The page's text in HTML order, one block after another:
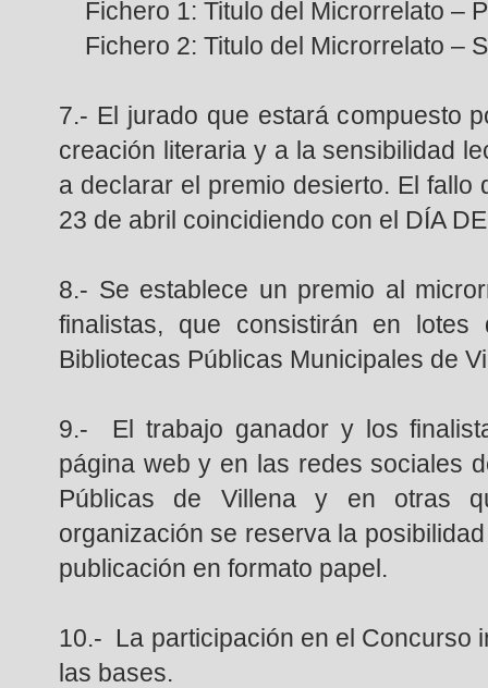
Fichero 1: Titulo del Microrrelato –
Fichero 2: Titulo del Microrrelato –
7.- El jurado que estará compuesto
creación literaria y a la sensibilidad
a declarar el premio desierto. El fallo
23 de abril coincidiendo con el DÍA
8.- Se establece un premio al
finalistas, que consistirán en
Bibliotecas Públicas Municipales de
9.- El trabajo ganador y los
página web y en las redes sociales
Públicas de Villena y en otras
organización se reserva la
publicación en formato papel.
10.- La participación en el Concurso
las bases.